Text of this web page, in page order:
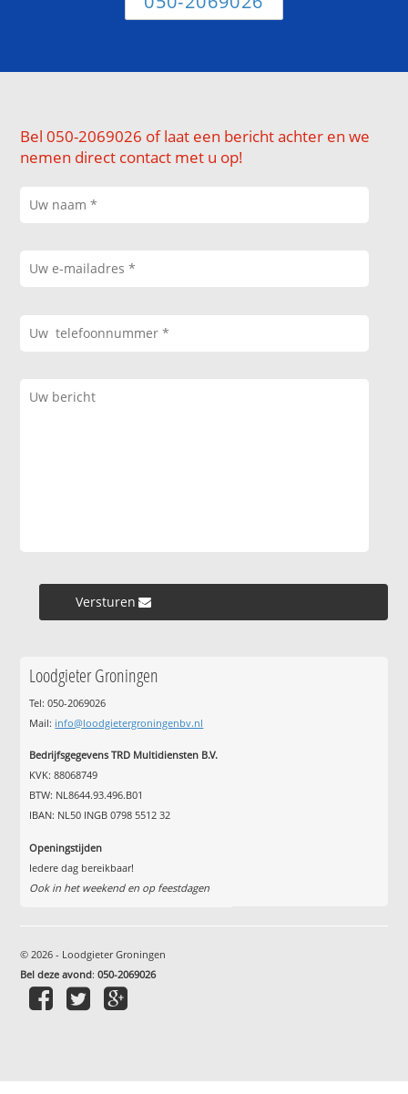
Bel 050-2069026 of laat een bericht achter en we
nemen direct contact met u op!
Versturen »
Loodgieter Groningen
Tel: 050-2069026
Mail: info@loodgietergroningenbv.nl
Bedrijfsgegevens TRD Multidiensten B.V.
KVK: 88068749
BTW: NL8644.93.496.B01
IBAN: NL50 INGB 0798 5512 32
Openingstijden
Iedere dag bereikbaar!
Ook in het weekend en op feestdagen
© 2026 - Loodgieter Groningen
Bel deze avond:050-2069026